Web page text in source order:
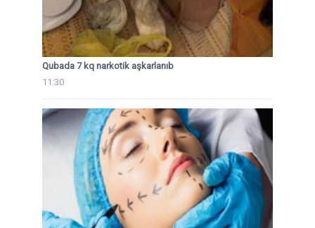
Qubada 7 kq narkotik aşkarlanıb
11:30